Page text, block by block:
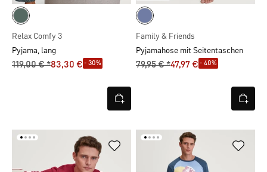
Relax Comfy 3
Pyjama, lang
119,00 € *83,30 € - 30%
Family & Friends
Pyjamahose mit Seitentaschen
79,95 € *47,97 € - 40%